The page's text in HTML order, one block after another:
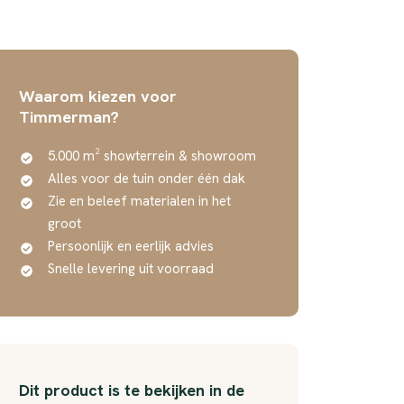
Waarom kiezen voor
Timmerman?
5.000 m² showterrein & showroom
Alles voor de tuin onder één dak
Zie en beleef materialen in het
groot
Persoonlijk en eerlijk advies
Snelle levering uit voorraad
Dit product is te bekijken in de